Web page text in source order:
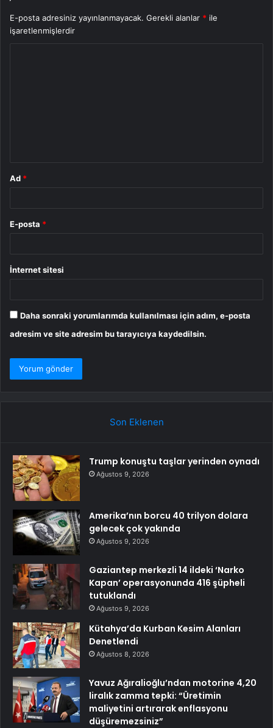
E-posta adresiniz yayınlanmayacak. Gerekli alanlar * ile
işaretlenmişlerdir
Ad *
E-posta *
İnternet sitesi
Daha sonraki yorumlarımda kullanılması için adım, e-posta
adresim ve site adresim bu tarayıcıya kaydedilsin.
Son Eklenen
Trump konuştu taşlar yerinden oynadı
Ağustos 9, 2026
Amerika’nın borcu 40 trilyon dolara
gelecek çok yakında
Ağustos 9, 2026
Gaziantep merkezli 14 ildeki ‘Narko
Kapan’ operasyonunda 416 şüpheli
tutuklandı
Ağustos 9, 2026
Kütahya’da Kurban Kesim Alanları
Denetlendi
Ağustos 8, 2026
Yavuz Ağıralioğlu’ndan motorine 4,20
liralık zamma tepki: “Üretimin
maliyetini artırarak enflasyonu
düşüremezsiniz”